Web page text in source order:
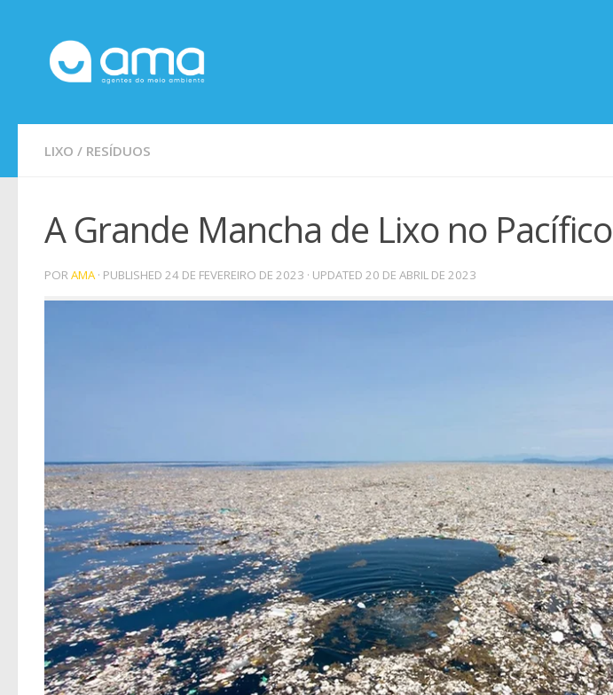
LIXO / RESÍDUOS
A Grande Mancha de Lixo no Pacífico
PORAMA · PUBLISHED 24 DE FEVEREIRO DE 2023 · UPDATED 20 DE ABRIL DE 2023